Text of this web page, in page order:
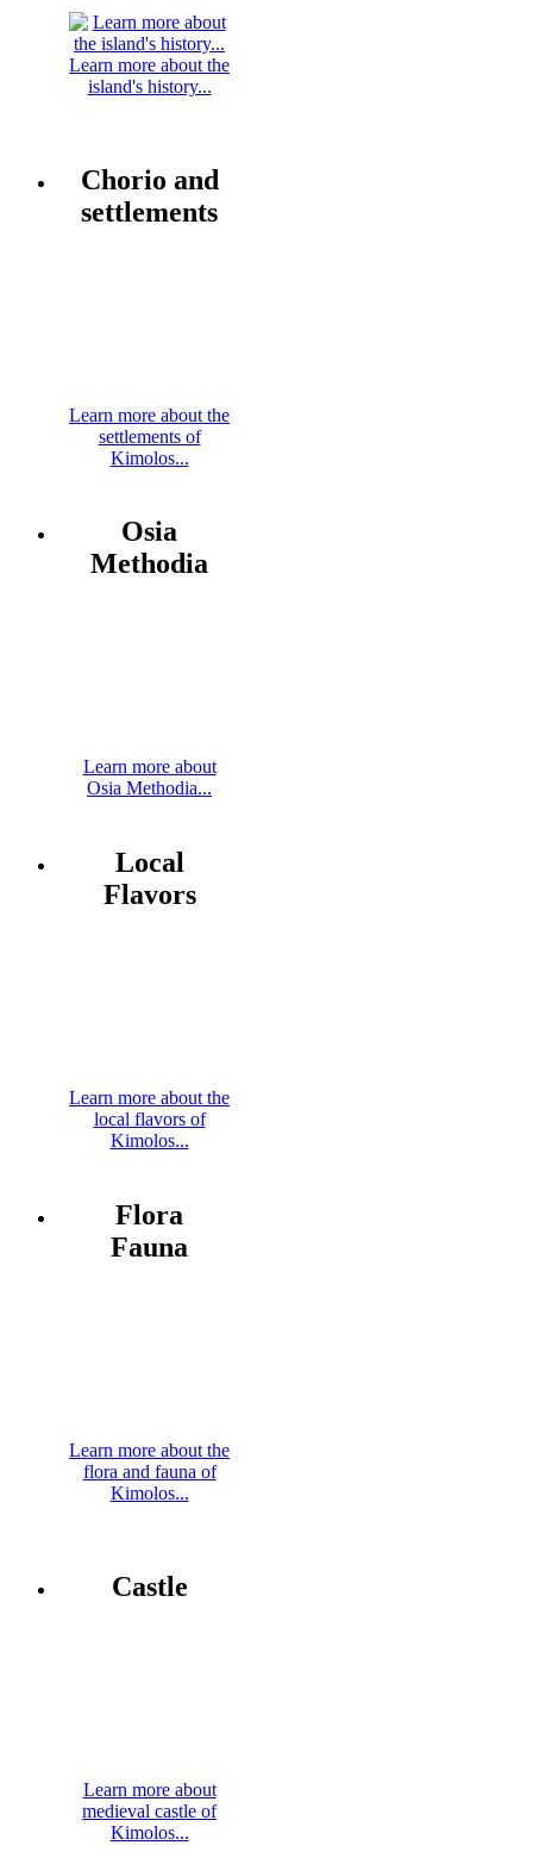
Learn more about the
island's history...
Chorio and
settlements
Learn more about the
settlements of
Kimolos...
Osia
Methodia
Learn more about
Osia Methodia...
Local
Flavors
Learn more about the
local flavors of
Kimolos...
Flora
Fauna
Learn more about the
flora and fauna of
Kimolos...
Castle
Learn more about
medieval castle of
Kimolos...